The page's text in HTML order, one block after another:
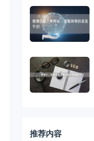
推荐内容